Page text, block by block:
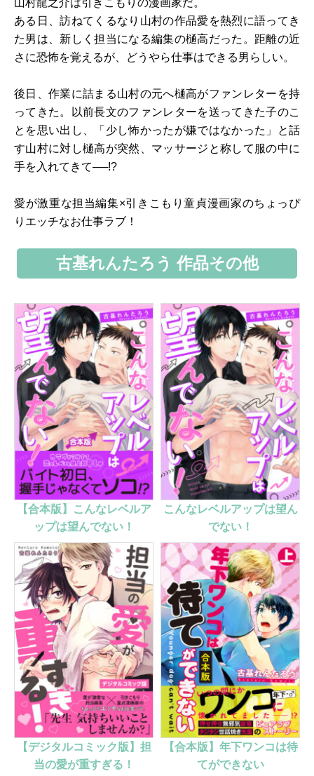
山村龍之介は引きこもりの漫画家だ。
ある日、訪ねてくるなり山村の作品愛を熱烈に語ってき
た男は、新しく担当になる編集の樋高だった。距離の近
さに恐怖を覚えるが、どうやら仕事はできる男らしい。
後日、作業に詰まる山村の元へ樋高がファンレターを持
ってきた。以前長文のファンレターを送ってきた子のこ
とを思い出し、「少し怖かったが嫌ではなかった」と話
す山村に対し樋高が突然、マッサージと称して服の中に
手を入れてきて──!?
愛が激重な担当編集×引きこもり童貞漫画家のちょっぴ
りエッチなお仕事ラブ！
古基れんたろう 作品その他
【合本版】こんなレベルア
ップは望んでない！
こんなレベルアップは望ん
でない！
【デジタルコミック版】担
当の愛が重すぎる！
【合本版】年下ワンコは待
てができない